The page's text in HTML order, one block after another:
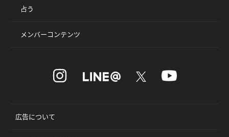
占う
メンバーコンテンツ
広告について